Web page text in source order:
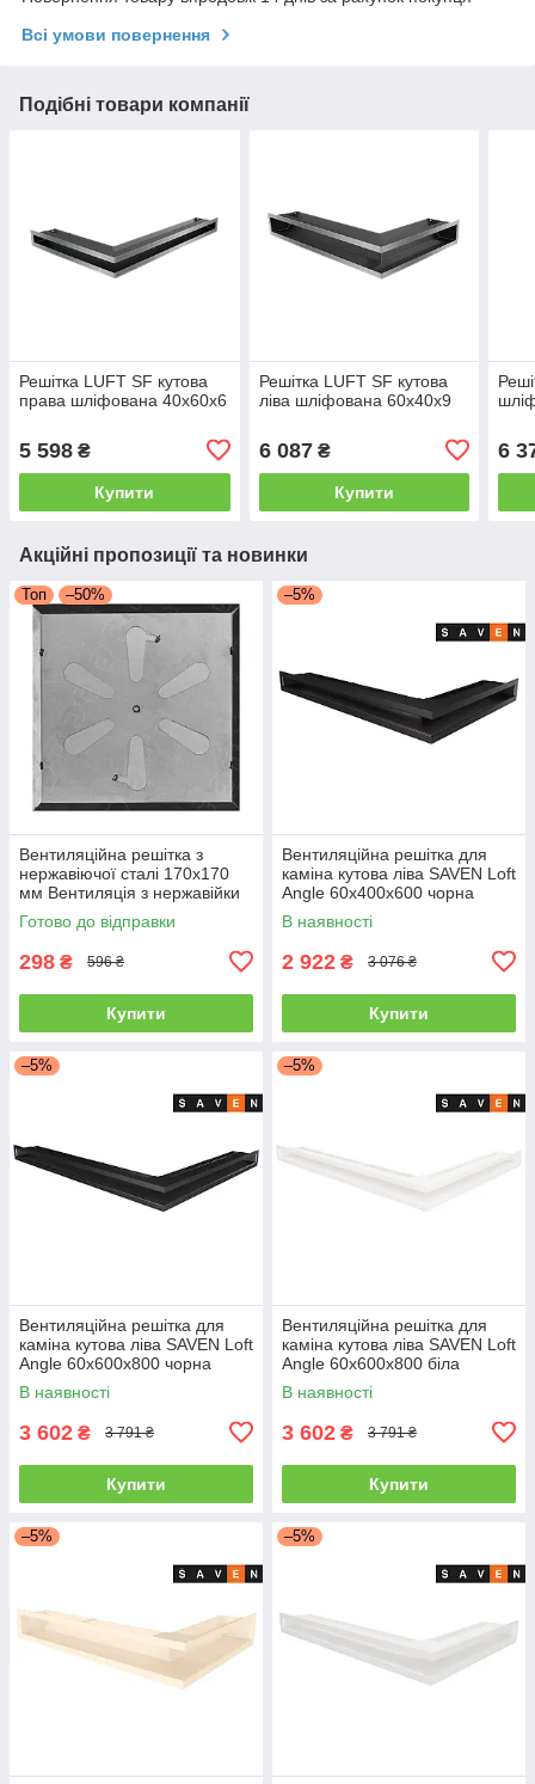
Всі умови повернення
Подібні товари компанії
Решітка LUFT SF кутова
права шліфована 40x60x6
5 598 ₴
Купити
Решітка LUFT SF кутова
ліва шліфована 60x40x9
6 087₴
Купити
6
Акційні пропозиції та новинки
Топ –50%
Вентиляційна решітка з
нержавіючої сталі 170x170
мм Вентиляція з нержавійки
для печі
Готово до відправки
298 ₴ 596 ₴
Купити
–5%
Вентиляційна решітка для
каміна кутова ліва SAVEN Loft
Angle 60х400х600 чорна
В наявності
2 922 ₴ 3 076 ₴
Купити
–5%
Вентиляційна решітка для
каміна кутова ліва SAVEN Loft
Angle 60х600х800 чорна
В наявності
3 602 ₴ 3 791 ₴
Купити
–5%
Вентиляційна решітка для
каміна кутова ліва SAVEN Loft
Angle 60х600х800 біла
В наявності
3 602 ₴ 3 791 ₴
Купити
–5% –5%